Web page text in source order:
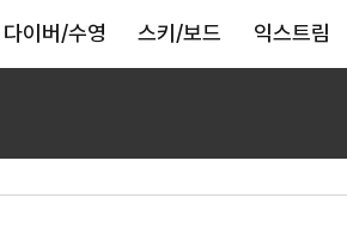
다이버/수영 스키/보드 익스트림